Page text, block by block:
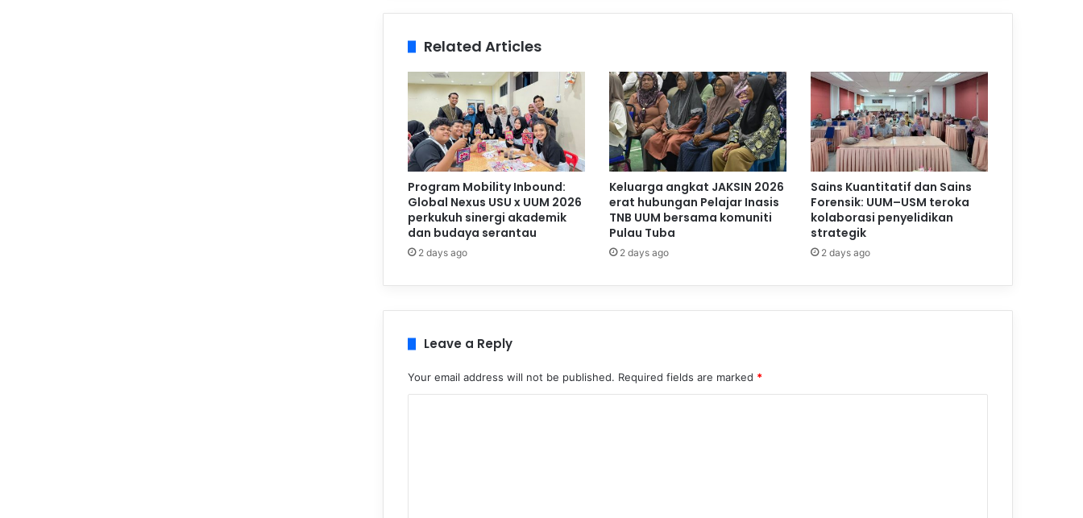
Related Articles
Program Mobility Inbound:
Global Nexus USU x UUM 2026
perkukuh sinergi akademik
dan budaya serantau
2 days ago
Keluarga angkat JAKSIN 2026
erat hubungan Pelajar Inasis
TNB UUM bersama komuniti
Pulau Tuba
2 days ago
Sains Kuantitatif dan Sains
Forensik: UUM–USM teroka
kolaborasi penyelidikan
strategik
2 days ago
Leave a Reply
Your email address will not be published. Required fields are marked *